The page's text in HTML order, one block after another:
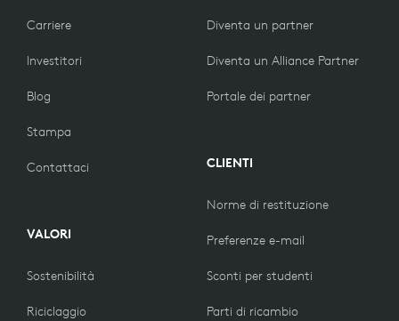
Carriere
Investitori
Blog
Stampa
Contattaci
VALORI
Sostenibilità
Riciclaggio
Diventa un partner
Diventa un Alliance Partner
Portale dei partner
CLIENTI
Norme di restituzione
Preferenze e-mail
Sconti per studenti
Parti di ricambio